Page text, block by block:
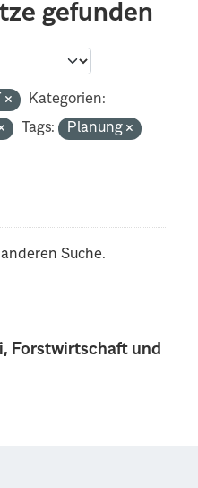
Forstwirtschaft und
gefunden
Kategorien:
Tags:
Planung
Suche.